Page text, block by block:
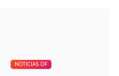
NOTICIAS DF